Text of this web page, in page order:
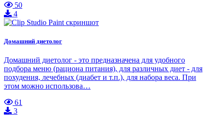
50
4
Домашний диетолог
Домашний диетолог - это предназначена для удобного
подбора меню (рациона питания), для различных диет - для
похудения, лечебных (диабет и т.п.), для набора веса. При
этом можно использова…
61
3